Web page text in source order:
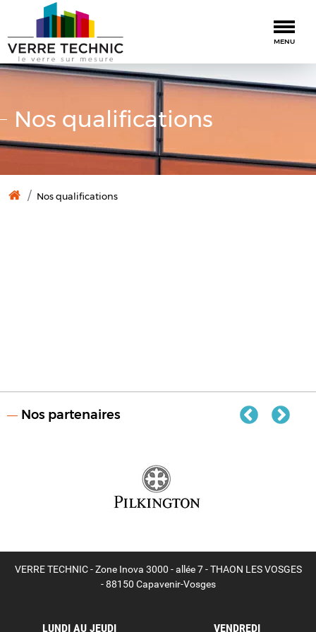
MENU
Nos qualifications
Nos qualifications
Nos partenaires
VERRE TECHNIC - Zone Inova 3000 - allée 7 - THAON LES VOSGES
- 88150 Capavenir-Vosges
LUNDI AU JEUDI VENDREDI